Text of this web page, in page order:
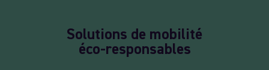
Solutions de mobilité
éco-responsables